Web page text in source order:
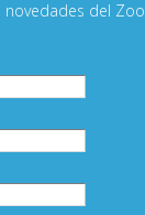
novedades del Zoo